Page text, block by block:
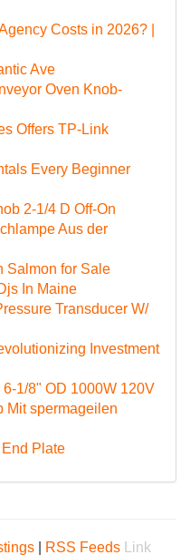
Costs in 2026? |
Ave
Oven Knob-
Offers TP-Link
Every Beginner
2-1/4 D Off-On
Aus der
Salmon for Sale
In Maine
Transducer W/
Investment
1/8" OD 1000W 120V
Mit spermageilen
Plate
RSS Feeds Link